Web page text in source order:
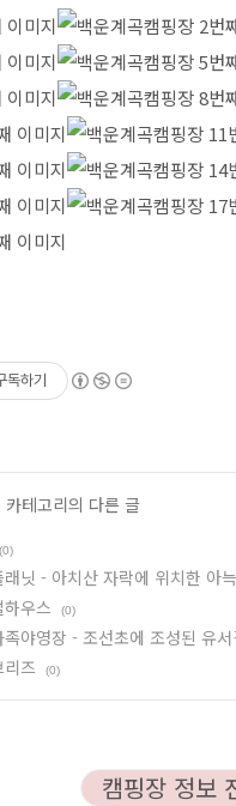
독하기
카테고리의 다른 글
(0)
닛 - 아치산 자락에 위치한 아
우스 (0)
야영장 - 조선초에 조성된 유
즈 (0)
캠핑장 정보